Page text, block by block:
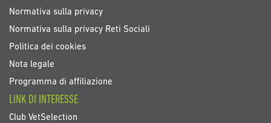
Normativa sulla privacy
Normativa sulla privacy Reti Sociali
Politica dei cookies
Nota legale
Programma di affiliazione
LINK DI INTERESSE
Club VetSelection